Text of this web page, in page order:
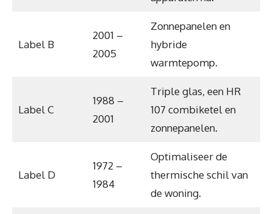
Label B
2001 –
2005
Zonnepanelen en
hybride
warmtepomp.
Label C
1988 –
2001
Triple glas, een HR
107 combiketel en
zonnepanelen.
Label D
1972 –
1984
Optimaliseer de
thermische schil van
de woning.